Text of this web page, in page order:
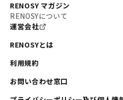
RENOSY マガジン
RENOSYについて
運営会社
RENOSYとは
利用規約
お問い合わせ窓口